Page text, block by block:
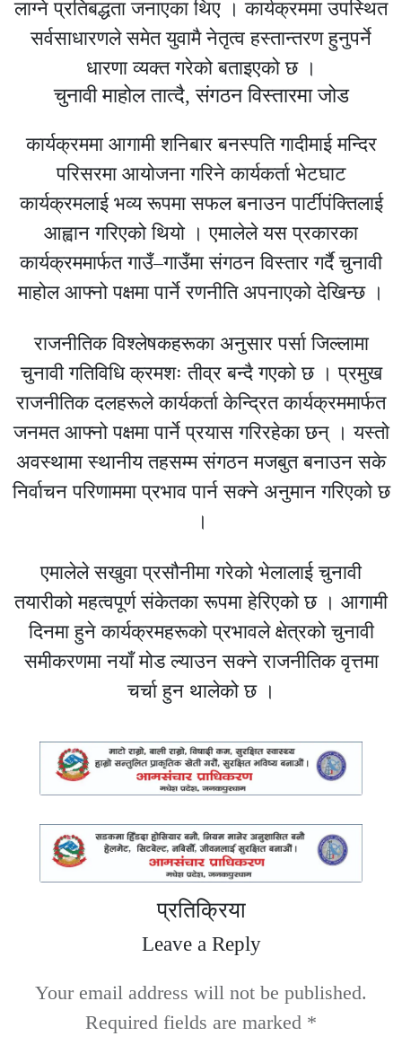
लाग्ने प्रतिबद्धता जनाएका थिए । कार्यक्रममा उपस्थित
सर्वसाधारणले समेत युवामै नेतृत्व हस्तान्तरण हुनुपर्ने
धारणा व्यक्त गरेको बताइएको छ ।
चुनावी माहोल तात्दै, संगठन विस्तारमा जोड
कार्यक्रममा आगामी शनिबार बनस्पति गादीमाई मन्दिर
परिसरमा आयोजना गरिने कार्यकर्ता भेटघाट
कार्यक्रमलाई भव्य रूपमा सफल बनाउन पार्टीपंक्तिलाई
आह्वान गरिएको थियो । एमालेले यस प्रकारका
कार्यक्रममार्फत गाउँ–गाउँमा संगठन विस्तार गर्दै चुनावी
माहोल आफ्नो पक्षमा पार्ने रणनीति अपनाएको देखिन्छ ।
राजनीतिक विश्लेषकहरूका अनुसार पर्सा जिल्लामा
चुनावी गतिविधि क्रमशः तीव्र बन्दै गएको छ । प्रमुख
राजनीतिक दलहरूले कार्यकर्ता केन्द्रित कार्यक्रममार्फत
जनमत आफ्नो पक्षमा पार्ने प्रयास गरिरहेका छन् । यस्तो
अवस्थामा स्थानीय तहसम्म संगठन मजबुत बनाउन सके
निर्वाचन परिणाममा प्रभाव पार्न सक्ने अनुमान गरिएको छ
।
एमालेले सखुवा प्रसौनीमा गरेको भेलालाई चुनावी
तयारीको महत्वपूर्ण संकेतका रूपमा हेरिएको छ । आगामी
दिनमा हुने कार्यक्रमहरूको प्रभावले क्षेत्रको चुनावी
समीकरणमा नयाँ मोड ल्याउन सक्ने राजनीतिक वृत्तमा
चर्चा हुन थालेको छ ।
प्रतिक्रिया
Leave a Reply
Your email address will not be published.
Required fields are marked *